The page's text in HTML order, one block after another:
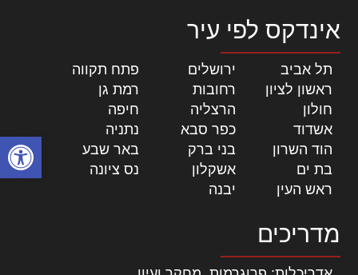
פתח
אינדקס לפי עיר
תל אביב ירושלים פתח תקווה
ראשון לציון
רחובות רמת גן
חולון
הרצליה חיפה
אשדוד
כפר סבא נתניה
הוד השרון
בני ברק באר שבע
בת ים
אשקלון נס ציונה
ראש העין
יבנה
מדריכים